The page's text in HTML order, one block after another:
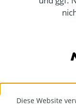
Diese Website